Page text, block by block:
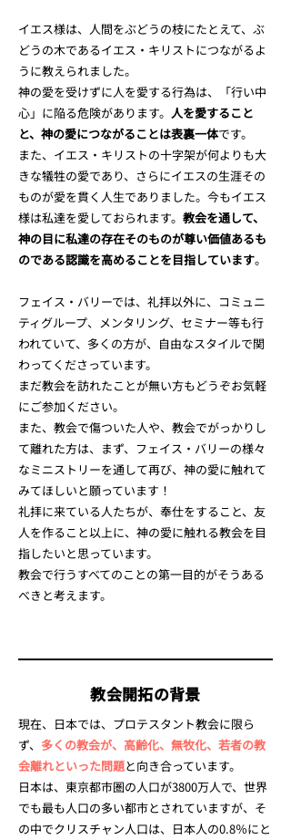
イエス様は、人間をぶどうの枝にたとえて、ぶ
どうの木であるイエス・キリストにつながるよ
うに教えられました。
神の愛を受けずに人を愛する行為は、「行い中
心」に陥る危険があります。 人を愛すること
と、神の愛につながることは表裏一体です。
また、イエス・キリストの十字架が何よりも大
きな犠牲の愛であり、さらにイエスの生涯その
ものが愛を貫く人生でありました。今もイエス
様は私達を愛しておられます。 教会を通して、
神の目に私達の存在そのものが尊い価値あるも
のである認識を高めることを目指しています。
フェイス・バリーでは、礼拝以外に、コミュニ
ティグループ、メンタリング、セミナー等も行
われていて、多くの方が、自由なスタイルで関
わってくださっています。
まだ教会を訪れたことが無い方もどうぞお気軽
にご参加ください。
また、教会で傷ついた人や、教会でがっかりし
て離れた方は、まず、フェイス・バリーの様々
なミニストリーを通して再び、神の愛に触れて
みてほしいと願っています！
礼拝に来ている人たちが、奉仕をすること、友
人を作ること以上に、神の愛に触れる教会を目
指したいと思っています。
教会で行うすべてのことの第一目的がそうある
べきと考えます。
教会開拓の背景
現在、日本では、プロテスタント教会に限ら
ず、 多くの教会が、高齢化、無牧化、若者の教
会離れといった問題と向き合っています。
日本は、東京都市圏の人口が3800万人で、世界
でも最も人口の多い都市とされていますが、そ
の中でクリスチャン人口は、日本人の0.8％にと